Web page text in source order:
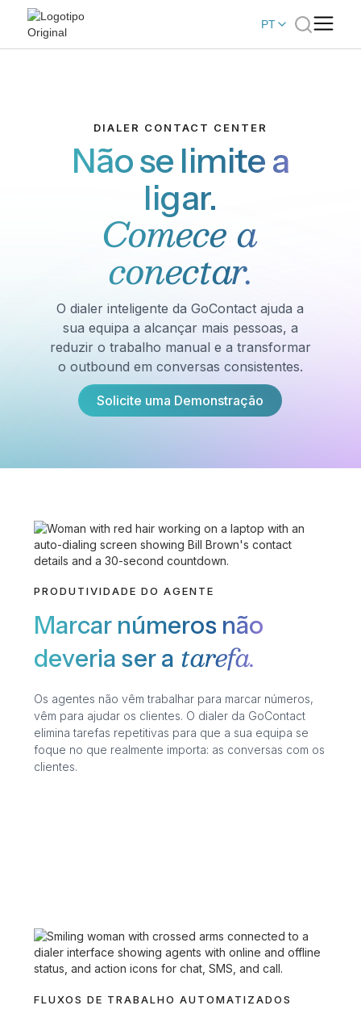
PT
DIALER CONTACT CENTER
Não se limite a
ligar.
Comece a
conectar.
O dialer inteligente da GoContact ajuda a
sua equipa a alcançar mais pessoas, a
reduzir o trabalho manual e a transformar
o outbound em conversas consistentes.
Solicite uma Demonstração
PRODUTIVIDADE DO AGENTE
Marcar números não
deveria ser a tarefa.
Os agentes não vêm trabalhar para marcar números,
vêm para ajudar os clientes. O dialer da GoContact
elimina tarefas repetitivas para que a sua equipa se
foque no que realmente importa: as conversas com os
clientes.
FLUXOS DE TRABALHO AUTOMATIZADOS